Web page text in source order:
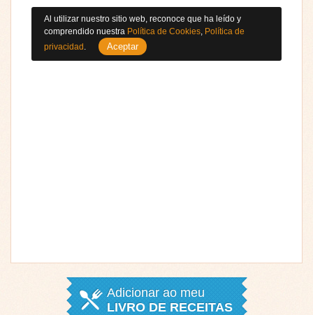
Adicionar ao meu
LIVRO DE RECEITAS
Al utilizar nuestro sitio web, reconoce que ha leído y
comprendido nuestra Política de Cookies Política de
privacidad
Aceptar